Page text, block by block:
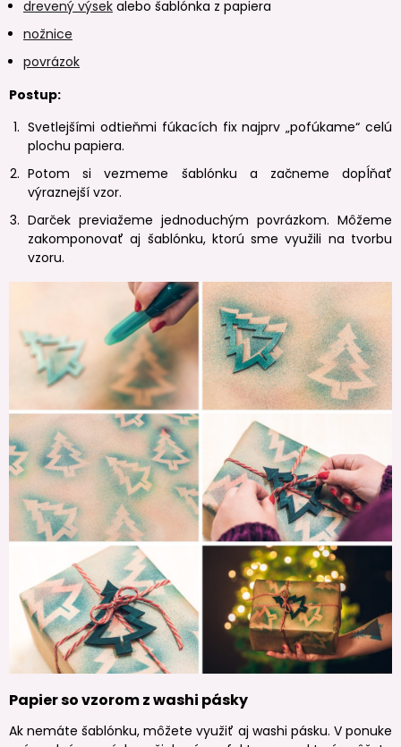
drevený výsek alebo šablónka z papiera
nožnice
povrázok
Postup:
Svetlejšími odtieňmi fúkacích fix najprv „pofúkame“ celú
plochu papiera.
Potom si vezmeme šablónku a začneme dopĺňať
výraznejší vzor.
Darček previažeme jednoduchým povrázkom. Môžeme
zakomponovať aj šablónku, ktorú sme využili na tvorbu
vzoru.
Papier so vzorom z washi pásky
Ak nemáte šablónku, môžete využiť aj washi pásku. V ponuke